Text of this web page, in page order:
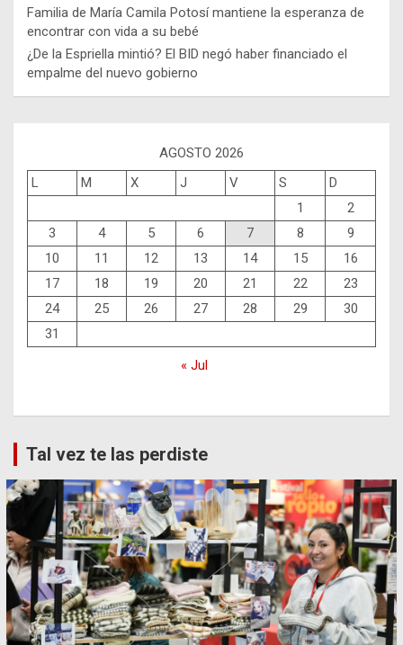
Familia de María Camila Potosí mantiene la esperanza de
encontrar con vida a su bebé
¿De la Espriella mintió? El BID negó haber financiado el
empalme del nuevo gobierno
AGOSTO 2026
L
M X J V S
D
1
2
3
4 5 6 7 8
9
10
11 12 13 14 15
16
17
18 19 20 21 22
23
24
25 26 27 28 29
30
31
« Jul
Tal vez te las perdiste